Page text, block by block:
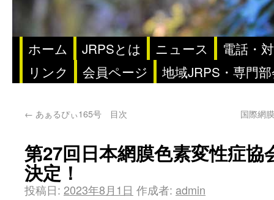
ホーム JRPSとは ニュース
電話・
リンク
会員ページ 地域JRPS・専門
← あぁるぴぃ165号 目次 国際網
第27回日本網膜色素変性症協
決定！
投稿日: 2023年8月1日 作成者: admin